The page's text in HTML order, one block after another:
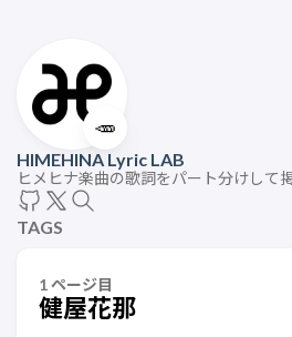
🥕
HIMEHINA Lyric LAB
ヒメヒナ楽曲の歌詞をパート分けして
TAGS
1 ページ目
健屋花那